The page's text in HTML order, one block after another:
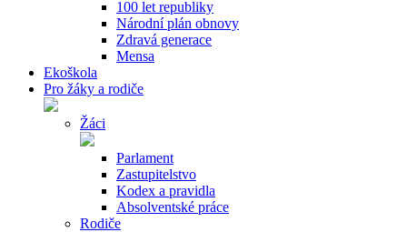
100 let republiky
Národní plán obnovy
Zdravá generace
Mensa
Ekoškola
Pro žáky a rodiče
Žáci
Parlament
Zastupitelstvo
Kodex a pravidla
Absolventské práce
Rodiče